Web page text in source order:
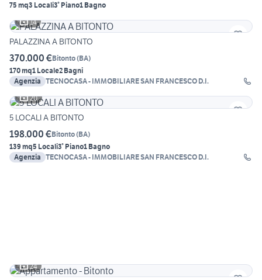
75 mq3 Locali3° Piano1 Bagno
14
PALAZZINA A BITONTO
370.000 €Bitonto(BA)
170 mq1 Locale2 Bagni
Agenzia TECNOCASA - IMMOBILIARE SAN FRANCESCO D.I.
20
5 LOCALI A BITONTO
198.000 €Bitonto(BA)
139 mq5 Locali3° Piano1 Bagno
Agenzia TECNOCASA - IMMOBILIARE SAN FRANCESCO D.I.
24